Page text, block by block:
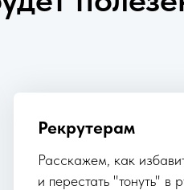
Рекрутерам
Расскажем, как
и перестать "тонуть" в